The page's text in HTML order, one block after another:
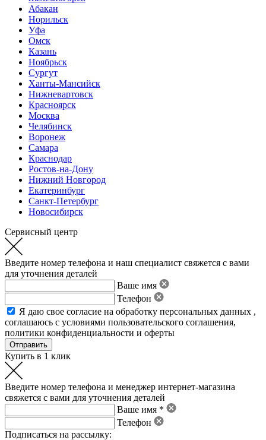
Абакан
Норильск
Уфа
Омск
Казань
Ноябрьск
Сургут
Ханты-Мансийск
Нижневартовск
Красноярск
Москва
Челябинск
Воронеж
Самара
Краснодар
Ростов-на-Дону
Нижний Новгород
Екатеринбург
Санкт-Петербург
Новосибирск
Сервисный центр
Введите номер телефона и наш специалист свяжется с вами
для уточнения деталей
Ваше имя
Телефон
Я даю свое согласие на обработку персональных данных ,
соглашаюсь с условиями пользовательского соглашения,
политики конфиденциальности и оферты
Купить в 1 клик
Введите номер телефона и менеджер интернет-магазина
свяжется с вами для уточнения деталей
Ваше имя *
Телефон
Подписаться на рассылку: